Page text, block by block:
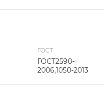
ГОСТ
ГОСТ2590-
2006,1050-2013